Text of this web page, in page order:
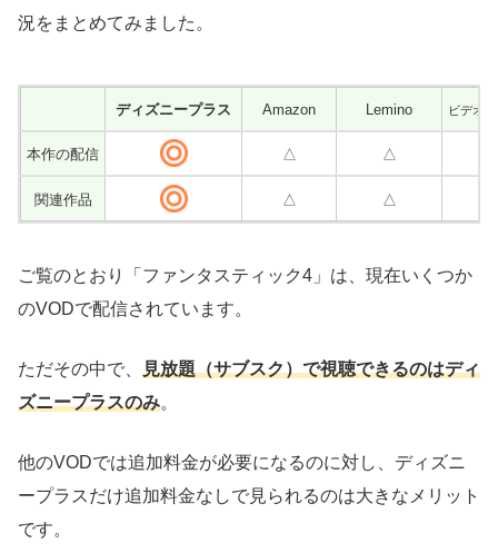
況をまとめてみました。
ディズニープラス Amazon Lemino ビデオ
本作の配信 △ △
関連作品 △ △
ご覧のとおり「ファンタスティック4」は、現在いくつか
のVODで配信されています。
ただその中で、 見放題（サブスク）で視聴できるのはディ
ズニープラスのみ。
他のVODでは追加料金が必要になるのに対し、ディズニ
ープラスだけ追加料金なしで見られるのは大きなメリット
です。